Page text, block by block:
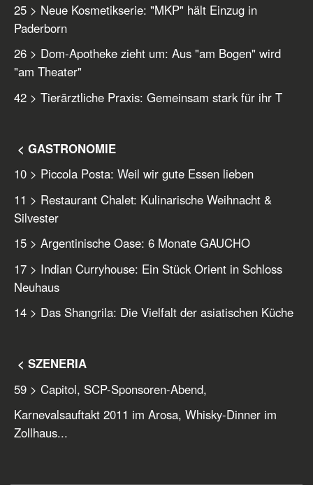
25 > Neue Kosmetikserie: "MKP" hält Einzug in
Paderborn
26 > Dom-Apotheke zieht um: Aus "am Bogen" wird
"am Theater"
42 > Tierärztliche Praxis: Gemeinsam stark für ihr T
< GASTRONOMIE
10 > Piccola Posta: Weil wir gute Essen lieben
11 > Restaurant Chalet: Kulinarische Weihnacht &
Silvester
15 > Argentinische Oase: 6 Monate GAUCHO
17 > Indian Curryhouse: Ein Stück Orient in Schloss
Neuhaus
14 > Das Shangrila: Die Vielfalt der asiatischen Küche
< SZENERIA
59 > Capitol, SCP-Sponsoren-Abend,
Karnevalsauftakt 2011 im Arosa, Whisky-Dinner im
Zollhaus...